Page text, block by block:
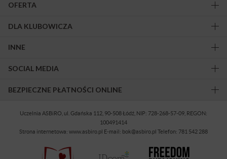
OFERTA
DLA KLUBOWICZA
INNE
SOCIAL MEDIA
BEZPIECZNE PŁATNOŚCI ONLINE
Uczelnia ASBiRO, ul. Gdańska 112, 90-508 Łódź, NIP: 728-268-57-09, REGON:
100491414
Strona internetowa: www.asbiro.pl E-mail: bok@asbiro.pl Telefon: 781 542 288